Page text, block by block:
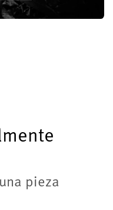
pieza